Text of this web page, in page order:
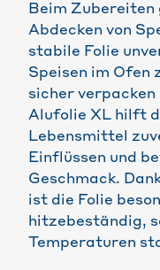
Beim Zubereiten
Abdecken von
stabile Folie
Speisen im Ofen
sicher
Alufolie XL hilft
Lebensmittel
Einflüssen und
Geschmack.
ist die Folie
hitzebeständig,
Temperaturen